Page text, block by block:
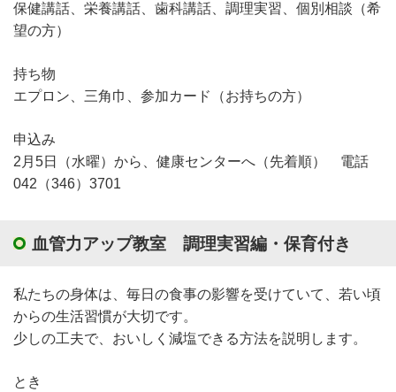
保健講話、栄養講話、歯科講話、調理実習、個別相談（希
望の方）
持ち物
エプロン、三角巾、参加カード（お持ちの方）
申込み
2月5日（水曜）から、健康センターへ（先着順） 電話
042（346）3701
血管力アップ教室 調理実習編・保育付き
私たちの身体は、毎日の食事の影響を受けていて、若い頃
からの生活習慣が大切です。
少しの工夫で、おいしく減塩できる方法を説明します。
とき